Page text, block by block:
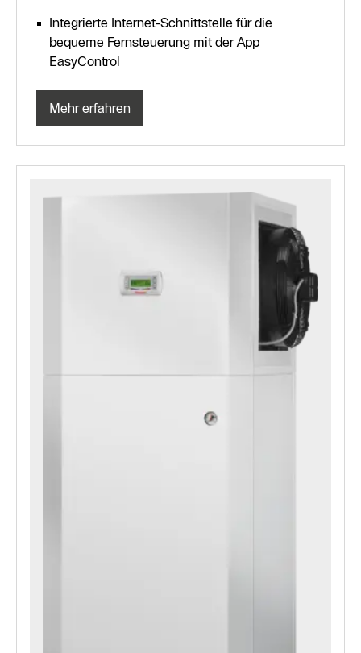
Integrierte Internet-Schnittstelle für die
bequeme Fernsteuerung mit der App
EasyControl
Mehr erfahren